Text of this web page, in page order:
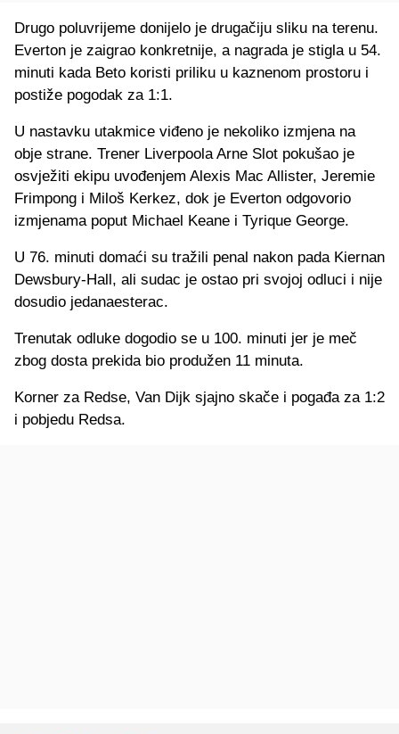
Drugo poluvrijeme donijelo je drugačiju sliku na terenu.
Everton je zaigrao konkretnije, a nagrada je stigla u 54.
minuti kada Beto koristi priliku u kaznenom prostoru i
postiže pogodak za 1:1.
U nastavku utakmice viđeno je nekoliko izmjena na
obje strane. Trener Liverpoola Arne Slot pokušao je
osvježiti ekipu uvođenjem Alexis Mac Allister, Jeremie
Frimpong i Miloš Kerkez, dok je Everton odgovorio
izmjenama poput Michael Keane i Tyrique George.
U 76. minuti domaći su tražili penal nakon pada Kiernan
Dewsbury-Hall, ali sudac je ostao pri svojoj odluci i nije
dosudio jedanaesterac.
Trenutak odluke dogodio se u 100. minuti jer je meč
zbog dosta prekida bio produžen 11 minuta.
Korner za Redse, Van Dijk sjajno skače i pogađa za 1:2
i pobjedu Redsa.